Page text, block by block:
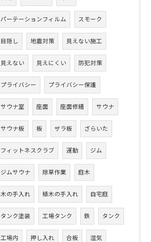
パーテーションフィルム スモーク
目隠し 地震対策 見えない施工
見えない 見えにくい 防犯対策
プライバシー プライバシー保護
サウナ室 座面 座面修繕 サウナ
サウナ板 板 ザラ板 ざらいた
フィットネスクラブ 運動 ジム
ジムサウナ 除草作業 庭木
木の手入れ 植木の手入れ 自宅庭
タンク塗装 工場タンク 鉄 タンク
工場内 押し入れ 合板 湿気